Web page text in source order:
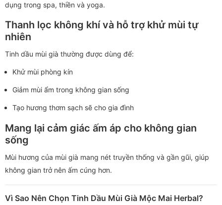
dụng trong spa, thiền và yoga.
Thanh lọc không khí và hỗ trợ khử mùi tự
nhiên
Tinh dầu mùi già thường được dùng để:
Khử mùi phòng kín
Giảm mùi ẩm trong không gian sống
Tạo hương thơm sạch sẽ cho gia đình
Mang lại cảm giác ấm áp cho không gian
sống
Mùi hương của mùi già mang nét truyền thống và gần gũi, giúp
không gian trở nên ấm cúng hơn.
Vì Sao Nên Chọn Tinh Dầu Mùi Già Mộc Mai Herbal?